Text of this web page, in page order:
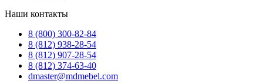
Наши контакты
8 (800) 300-82-84
8 (812) 938-28-54
8 (812) 907-28-54
8 (812) 374-63-40
dmaster@mdmebel.com